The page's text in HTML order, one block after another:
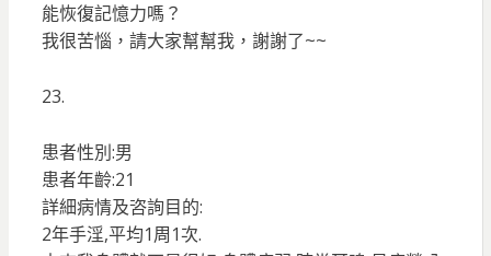
能恢復記憶力嗎？
我很苦惱，請大家幫幫我，謝謝了~~
23.
患者性別:男
患者年齡:21
詳細病情及咨詢目的:
2年手淫,平均1周1次.